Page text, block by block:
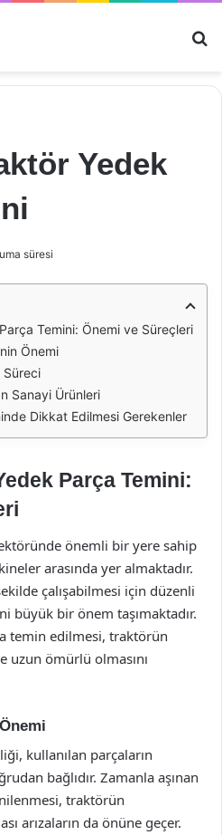
Yedek
süresi
Temini: Önemi ve Süreçleri
Önemi
Süreci
Sanayi Ürünleri
Dikkat Edilmesi Gerekenler
Parça Temini:
önemli bir yere sahip
arasında yer almaktadır.
çalışabilmesi için düzenli
büyük bir önem taşımaktadır.
temin edilmesi, traktörün
uzun ömürlü olmasını
kullanılan parçaların
bağlıdır. Zamanla aşınan
traktörün
arızaların da önüne geçer.